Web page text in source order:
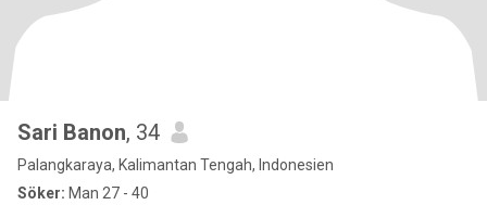
Sari Banon, 34
Palangkaraya, Kalimantan Tengah, Indonesien
Söker: Man 27 - 40